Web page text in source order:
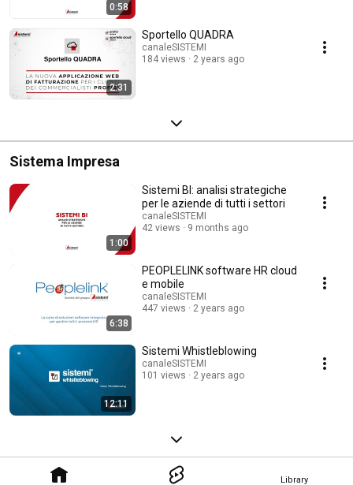
Library
0:58
2:31
Sportello QUADRA
canaleSISTEMI
184 views
2 years ago
Sistema Impresa
1:00
Sistemi BI: analisi strategiche
per le aziende di tutti i settori
canaleSISTEMI
42 views
9 months ago
6:38
PEOPLELINK software HR cloud
e mobile
canaleSISTEMI
447 views
2 years ago
12:11
Sistemi Whistleblowing
canaleSISTEMI
101 views
2 years ago